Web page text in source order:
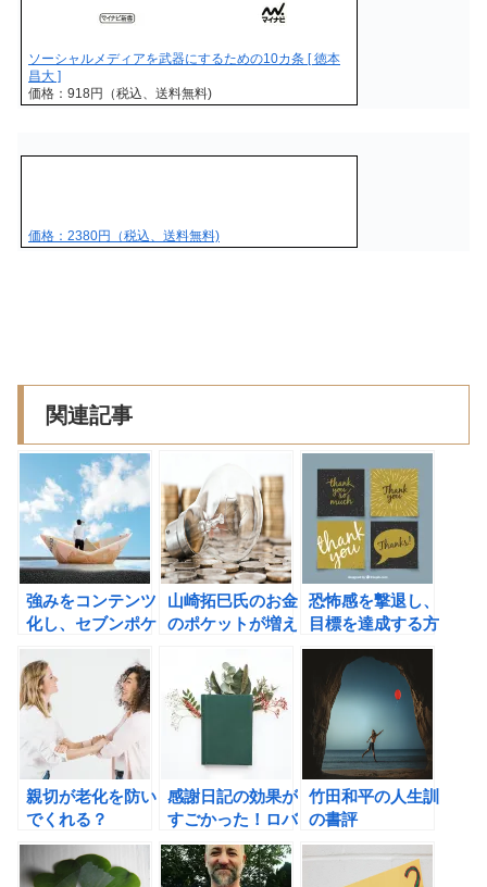
ソーシャルメディアを武器にするための10カ条 [ 徳本
昌大 ]
価格：918円（税込、送料無料)
価格：2380円（税込、送料無料)
関連記事
強みをコンテンツ
化し、セブンポケ
山崎拓巳氏のお金
のポケットが増え
の書評
恐怖感を撃退し、
目標を達成する方
法をロバート・
G・アレンから学
ぶ
親切が老化を防い
でくれる？
感謝日記の効果が
すごかった！ロバ
ート・エモンズの
検証結果を知れ
竹田和平の人生訓
の書評